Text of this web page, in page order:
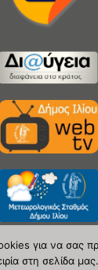
για να σας
στη σελίδα